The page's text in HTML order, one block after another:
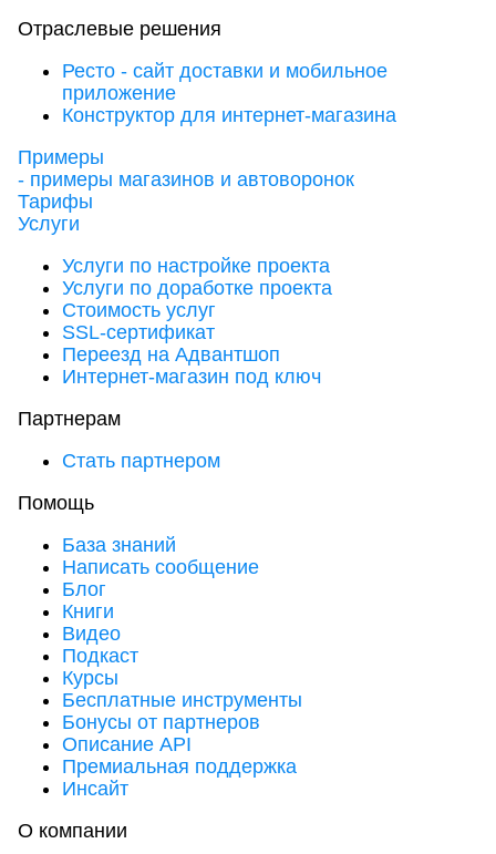
Отраслевые решения
Ресто - сайт доставки и мобильное
приложение
Конструктор для интернет-магазина
Примеры
- примеры магазинов и автоворонок
Тарифы
Услуги
Услуги по настройке проекта
Услуги по доработке проекта
Стоимость услуг
SSL-сертификат
Переезд на Адвантшоп
Интернет-магазин под ключ
Партнерам
Стать партнером
Помощь
База знаний
Написать сообщение
Блог
Книги
Видео
Подкаст
Курсы
Бесплатные инструменты
Бонусы от партнеров
Описание API
Премиальная поддержка
Инсайт
О компании